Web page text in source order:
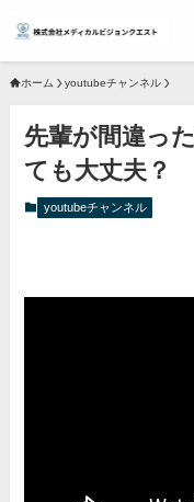
ホーム youtubeチャンネル
先輩が間違っ
ても大丈夫？
youtubeチャンネル